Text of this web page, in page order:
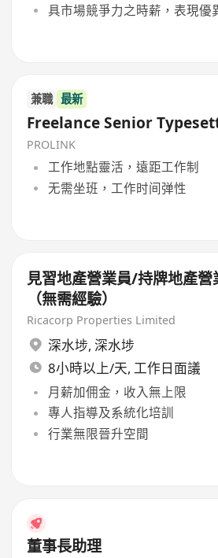
具市場競爭力之時薪，表現優
兼職 最新
Freelance Senior
PROLINK
工作地點靈活，遠距工作制
无需坐班，工作时间弹性
見習地產營業員/持牌地產營
（無需經驗）
Ricacorp Properties Limited
深水埗, 深水埗
8小時以上/天, 工作日面議
月薪加佣金，收入無上限
專人指導及系統化培訓
行業無限晉升空間
董事長助理